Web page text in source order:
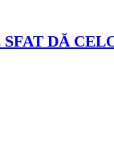
DĂ